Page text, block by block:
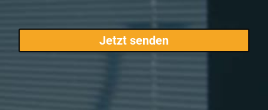
Jetzt senden